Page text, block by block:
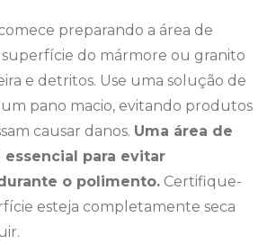
preparando a área de
do mármore ou granito
e detritos. Use uma solução de
pano macio, evitando produtos
causar danos. Uma área de
para evitar
o polimento. Certifique-
esteja completamente seca